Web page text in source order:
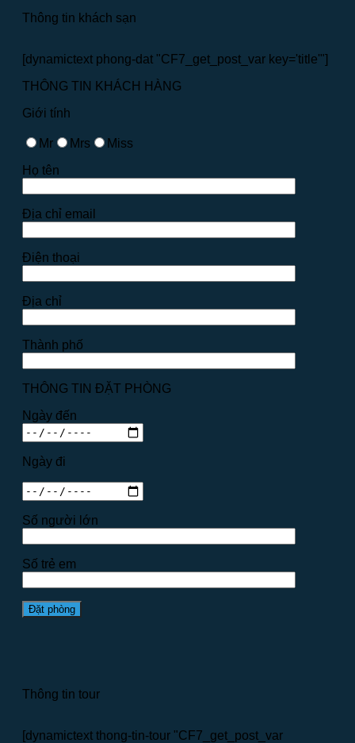
Thông tin khách sạn
[dynamictext phong-dat "CF7_get_post_var key='title'"]
THÔNG TIN KHÁCH HÀNG
Giới tính
Mr Mrs
Miss
Họ tên
Địa chỉ email
Điện thoại
Địa chỉ
Thành phố
THÔNG TIN ĐẶT PHÒNG
Ngày đến
Ngày đi
Số người lớn
Số trẻ em
Thông tin tour
[dynamictext thong-tin-tour "CF7_get_post_var